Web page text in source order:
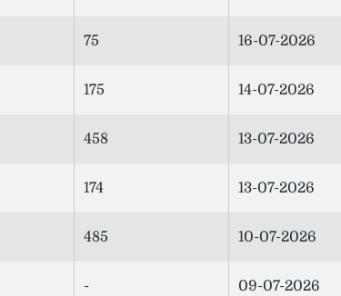
75 16-07-2026
175 14-07-2026
458 13-07-2026
174 13-07-2026
485 10-07-2026
- 09-07-2026